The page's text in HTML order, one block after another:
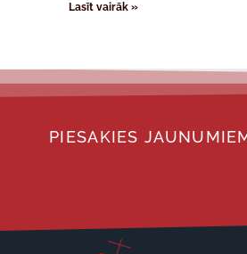
Lasīt vairāk »
PIESAKIES